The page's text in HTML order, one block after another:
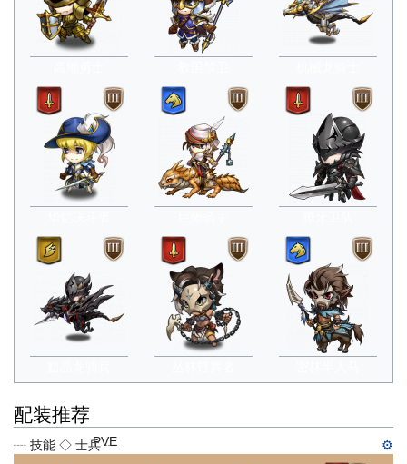
配装推荐
PVE
┈ 技能 ◇ 士兵 ┈ ⚙